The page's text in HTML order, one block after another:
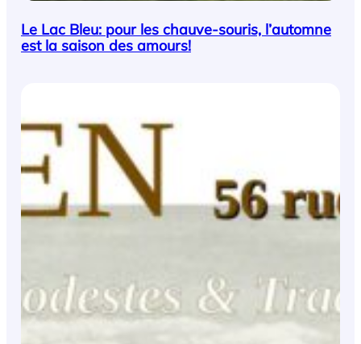
Le Lac Bleu: pour les chauve-souris, l’automne
est la saison des amours!